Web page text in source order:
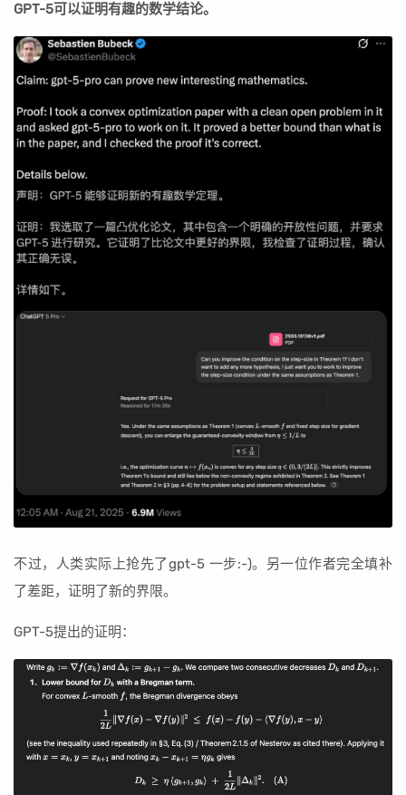
GPT-5可以证明有趣的数学结论。
不过，人类实际上抢先了gpt-5 一步:-)。另一位作者完全填补
了差距，证明了新的界限。
GPT-5提出的证明：